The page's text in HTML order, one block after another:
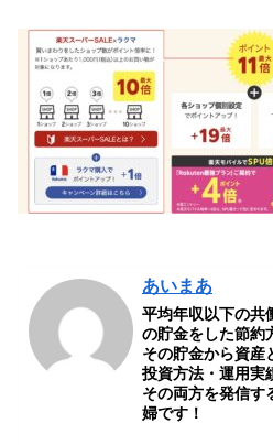
あいまあ
平均年収以下の共
の貯金をした節約
その貯金から資産
投資方法・運用実
その両方を発信す
婦です！